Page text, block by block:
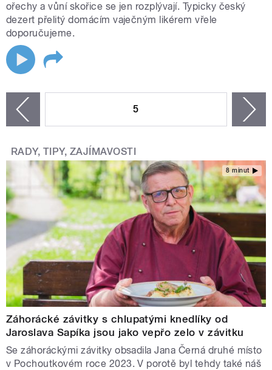
ořechy a vůní skořice se jen rozplývají. Typicky český
dezert přelitý domácím vaječným likérem vřele
doporučujeme.
5
RADY, TIPY, ZAJÍMAVOSTI
8 minut
Záhorácké závitky s chlupatými knedlíky od
Jaroslava Sapíka jsou jako vepřo zelo v závitku
Se záhoráckými závitky obsadila Jana Černá druhé místo
v Pochoutkovém roce 2023. V porotě byl tehdy také náš